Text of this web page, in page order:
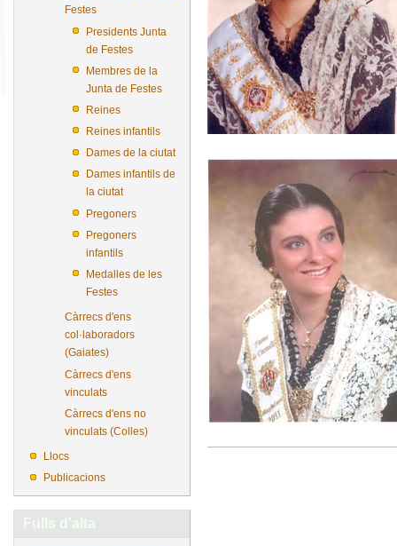
Festes
Presidents Junta
de Festes
Membres de la
Junta de Festes
Reines
Reines infantils
Dames de la ciutat
Dames infantils de
la ciutat
Pregoners
Pregoners
infantils
Medalles de les
Festes
Càrrecs d'ens
col·laboradors
(Gaiates)
Càrrecs d'ens
vinculats
Càrrecs d'ens no
vinculats (Colles)
Llocs
Publicacions
Fulls d'alta